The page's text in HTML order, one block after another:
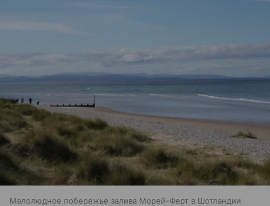
Малолюдное побережье залива Морей-Ферт в Шотландии